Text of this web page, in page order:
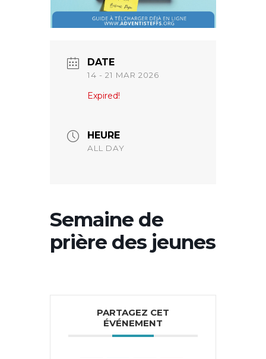
DATE
14 - 21 MAR 2026
Expired!
HEURE
ALL DAY
Semaine de
prière des jeunes
PARTAGEZ CET
ÉVÉNEMENT